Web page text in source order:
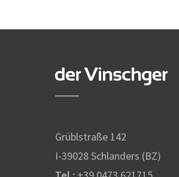
Grüblstraße 142
I-39028 Schlanders (BZ)